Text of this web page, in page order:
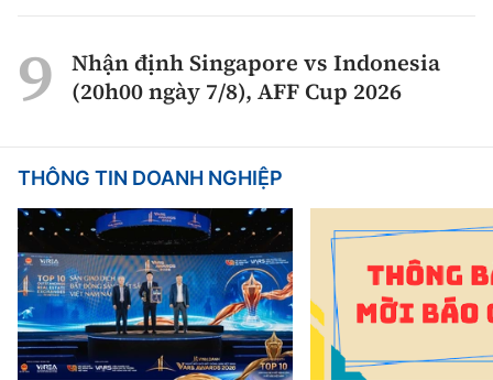
Nhận định Singapore vs Indonesia
(20h00 ngày 7/8), AFF Cup 2026
THÔNG TIN DOANH NGHIỆP